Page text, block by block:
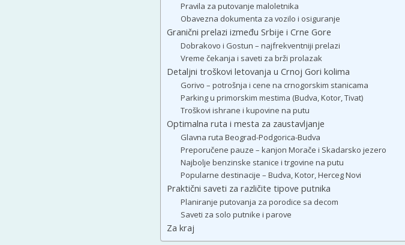
Pravila za putovanje maloletnika
Obavezna dokumenta za vozilo i osiguranje
Granični prelazi između Srbije i Crne Gore
Dobrakovo i Gostun – najfrekventniji prelazi
Vreme čekanja i saveti za brži prolazak
Detaljni troškovi letovanja u Crnoj Gori kolima
Gorivo – potrošnja i cene na crnogorskim stanicama
Parking u primorskim mestima (Budva, Kotor, Tivat)
Troškovi ishrane i kupovine na putu
Optimalna ruta i mesta za zaustavljanje
Glavna ruta Beograd-Podgorica-Budva
Preporučene pauze – kanjon Morače i Skadarsko jezero
Najbolje benzinske stanice i trgovine na putu
Popularne destinacije – Budva, Kotor, Herceg Novi
Praktični saveti za različite tipove putnika
Planiranje putovanja za porodice sa decom
Saveti za solo putnike i parove
Za kraj